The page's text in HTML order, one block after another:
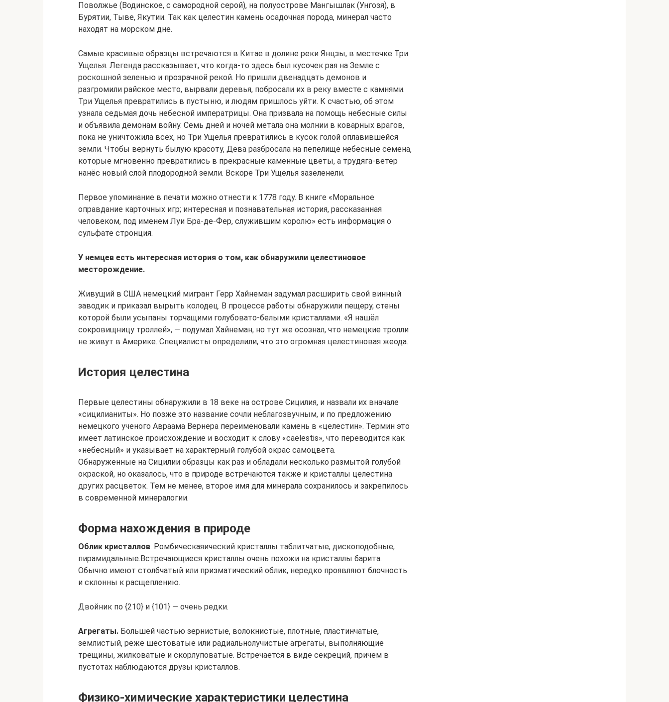
Поволжье (Водинское, с самородной серой), на полуострове Мангышлак (Унгозя), в
Бурятии, Тыве, Якутии. Так как целестин камень осадочная порода, минерал часто
находят на морском дне.
Самые красивые образцы встречаются в Китае в долине реки Янцзы, в местечке Три
Ущелья. Легенда рассказывает, что когда-то здесь был кусочек рая на Земле с
роскошной зеленью и прозрачной рекой. Но пришли двенадцать демонов и
разгромили райское место, вырвали деревья, побросали их в реку вместе с камнями.
Три Ущелья превратились в пустыню, и людям пришлось уйти. К счастью, об этом
узнала седьмая дочь небесной императрицы. Она призвала на помощь небесные силы
и объявила демонам войну. Семь дней и ночей метала она молнии в коварных врагов,
пока не уничтожила всех, но Три Ущелья превратились в кусок голой оплавившейся
земли. Чтобы вернуть былую красоту, Дева разбросала на пепелище небесные семена,
которые мгновенно превратились в прекрасные каменные цветы, а трудяга-ветер
нанёс новый слой плодородной земли. Вскоре Три Ущелья зазеленели.
Первое упоминание в печати можно отнести к 1778 году. В книге «Моральное
оправдание карточных игр; интересная и познавательная история, рассказанная
человеком, под именем Луи Бра-де-Фер, служившим королю» есть информация о
сульфате стронция.
У немцев есть интересная история о том, как обнаружили целестиновое
месторождение.
Живущий в США немецкий мигрант Герр Хайнеман задумал расширить свой винный
заводик и приказал вырыть колодец. В процессе работы обнаружили пещеру, стены
которой были усыпаны торчащими голубовато-белыми кристаллами. «Я нашёл
сокровищницу троллей», — подумал Хайнеман, но тут же осознал, что немецкие тролли
не живут в Америке. Специалисты определили, что это огромная целестиновая жеода.
История целестина
Первые целестины обнаружили в 18 веке на острове Сицилия, и назвали их вначале
«сицилианиты». Но позже это название сочли неблагозвучным, и по предложению
немецкого ученого Авраама Вернера переименовали камень в «целестин». Термин это
имеет латинское происхождение и восходит к слову «caelestis», что переводится как
«небесный» и указывает на характерный голубой окрас самоцвета.
Обнаруженные на Сицилии образцы как раз и обладали несколько размытой голубой
окраской, но оказалось, что в природе встречаются также и кристаллы целестина
других расцветок. Тем не менее, второе имя для минерала сохранилось и закрепилось
в современной минералогии.
Форма нахождения в природе
Облик кристаллов. Ромбическаяический кристаллы таблитчатые, дископодобные,
пирамидальные.Встречающиеся кристаллы очень похожи на кристаллы барита.
Обычно имеют столбчатый или призматический облик, нередко проявляют блочность
и склонны к расщеплению.
Двойник по {210} и {101} — очень редки.
Агрегаты. Большей частью зернистые, волокнистые, плотные, пластинчатые,
землистый, реже шестоватые или радиальнолучистые агрегаты, выполняющие
трещины, жилковатые и скорлуповатые. Встречается в виде секреций, причем в
пустотах наблюдаются друзы кристаллов.
Физико-химические характеристики целестина